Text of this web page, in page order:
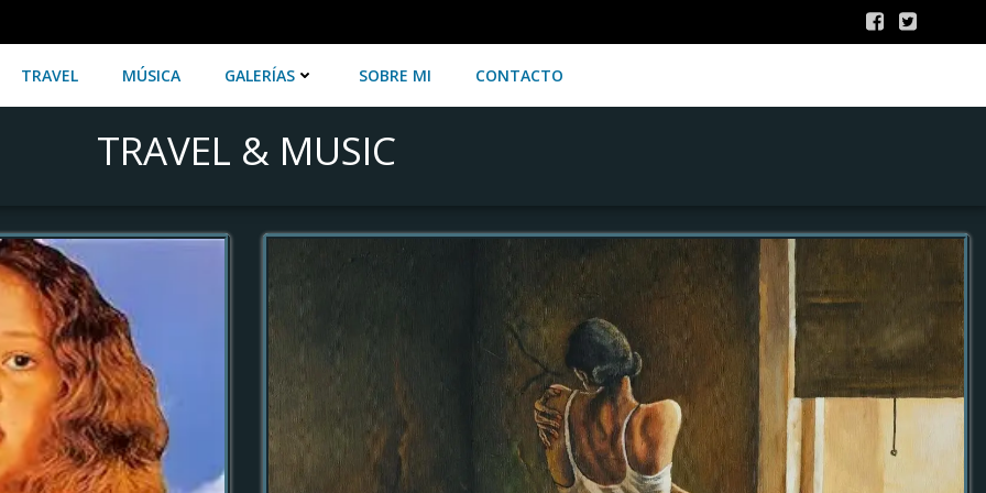
TRAVEL MÚSICA GALERÍAS SOBRE MI CONTACTO
TRAVEL & MUSIC